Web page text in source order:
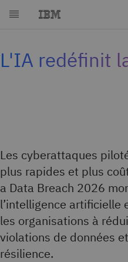
L'IA redéfinit
Les cyberattaques
plus rapides et plus
a Data Breach 2026
l’intelligence artificielle
les organisations à
violations de données
résilience.